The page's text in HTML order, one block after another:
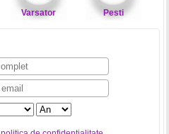
Varsator Pesti